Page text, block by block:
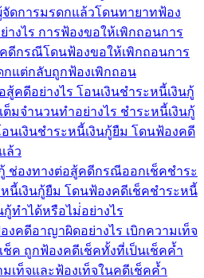
ดการมรดกแล้วโดนทายาทฟ้อง
างไร การฟ้องขอให้เพิกถอนการ
ดีกรณีโดนฟ้องขอให้เพิกถอนการ
แต่กลับถูกฟ้องเพิกถอน
คดีอย่างไร โอนเงินชำระหนี้เงินกู้
ต็มจำนวนทำอย่างไร ชำระหนี้เงินกู้
นเงินชำระหนี้เงินกู้ยืม โดนฟ้องคดี
ล้ว
ช่องทางต่อสู้คดีกรณีออกเช็คชำระ
นี้เงินกู้ยืม โดนฟ้องคดีเช็คชำระหนี้
กู้ทำได้หรือไม่่อย่างไร
งคดีอาญาผิดอย่างไร เบิกความเท็จ
ค ถูกฟ้องคดีเช็คทั้งที่เป็นเช็คค้ำ
เท็จและฟ้องเท็จในคดีเช็คค้ำ